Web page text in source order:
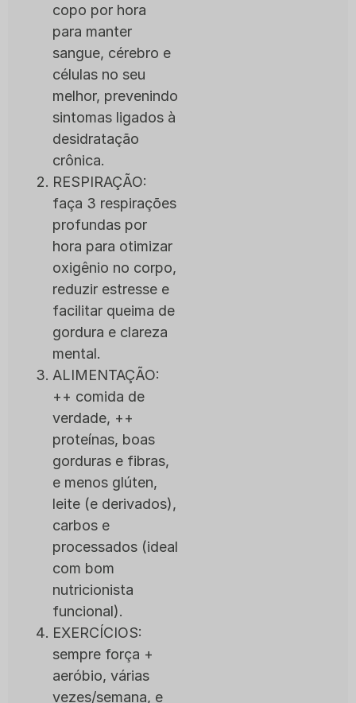
copo por hora
para manter
sangue, cérebro e
células no seu
melhor, prevenindo
sintomas ligados à
desidratação
crônica.
RESPIRAÇÃO:
faça 3 respirações
profundas por
hora para otimizar
oxigênio no corpo,
reduzir estresse e
facilitar queima de
gordura e clareza
mental.
ALIMENTAÇÃO:
++ comida de
verdade, ++
proteínas, boas
gorduras e fibras,
e menos glúten,
leite (e derivados),
carbos e
processados (ideal
com bom
nutricionista
funcional).
EXERCÍCIOS:
sempre força +
aeróbio, várias
vezes/semana, e